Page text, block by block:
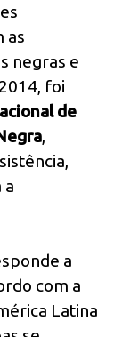
as
negras e
foi
de
,
a
a
com a
Latina